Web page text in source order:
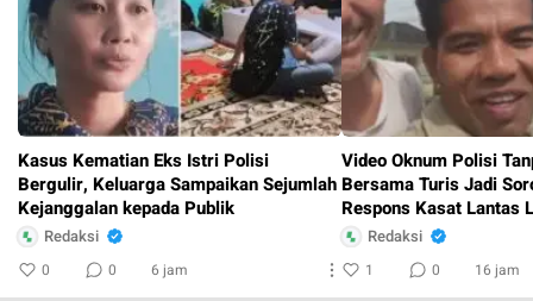
Kasus Kematian Eks Istri Polisi
Bergulir, Keluarga Sampaikan Sejumlah
Kejanggalan kepada Publik
Redaksi
0 0 6 jam
Video Oknum Polisi
Bersama Turis Jadi
Respons Kasat Lantas
Redaksi
1 0 16 jam